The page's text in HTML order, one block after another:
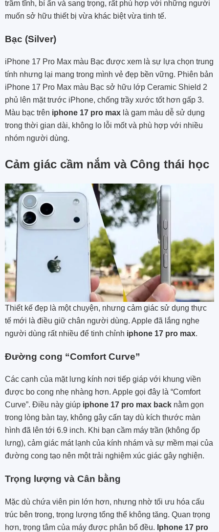
trầm tĩnh, bí ẩn và sang trọng, rất phù hợp với những người
muốn sở hữu thiết bị vừa khác biệt vừa tinh tế.
Bạc (Silver)
iPhone 17 Pro Max màu Bạc được xem là sự lựa chọn trung
tính nhưng lại mang trong mình vẻ đẹp bền vững. Phiên bản
iPhone 17 Pro Max màu Bạc sở hữu lớp Ceramic Shield 2
phủ lên mặt trước iPhone, chống trầy xước tốt hơn gấp 3.
Màu bạc trên iphone 17 pro max là gam màu dễ sử dụng
trong thời gian dài, không lo lỗi mốt và phù hợp với nhiều
nhóm người dùng.
Cảm giác cầm nắm và Công thái học
Thiết kế đẹp là một chuyện, nhưng cảm giác sử dụng thực
tế mới là điều giữ chân người dùng. Apple đã lắng nghe
người dùng rất nhiều để tinh chỉnh iphone 17 pro max.
Đường cong “Comfort Curve”
Các cạnh của mặt lưng kính nơi tiếp giáp với khung viền
được bo cong nhẹ nhàng hơn. Apple gọi đây là “Comfort
Curve”. Điều này giúp iphone 17 pro max back nằm gọn
trong lòng bàn tay, không gây cấn tay dù kích thước màn
hình đã lên tới 6.9 inch. Khi bạn cầm máy trần (không ốp
lưng), cảm giác mát lạnh của kính nhám và sự mềm mại của
đường cong tạo nên một trải nghiệm xúc giác gây nghiện.
Trọng lượng và Cân bằng
Mặc dù chứa viên pin lớn hơn, nhưng nhờ tối ưu hóa cấu
trúc bên trong, trọng lượng tổng thể không tăng. Quan trọng
hơn, trọng tâm của máy được phân bổ đều. Iphone 17 pro